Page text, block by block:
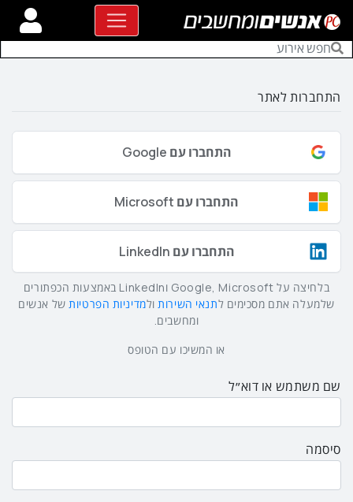
התחברות לאתר
התחברו עם Google
התחברו עם Microsoft
התחברו עם LinkedIn
בלחיצה על Google, Microsoft וLinkedIn באמצעות הכפתורים
שלמעלה אתם מסכימים לתנאי השירותולמדיניות הפרטיותשל אנשים
ומחשבים.
או המשיכו עם הטופס
שם משתמש או דוא״ל
סיסמה